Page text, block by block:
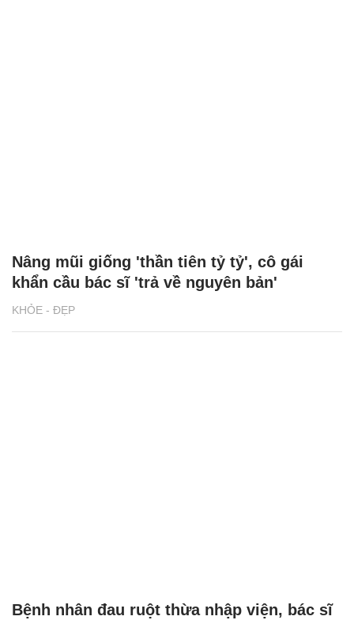
KHỎE - ĐẸP
Nâng mũi giống 'thần tiên tỷ tỷ', cô gái
khẩn cầu bác sĩ 'trả về nguyên bản'
Bệnh nhân đau ruột thừa nhập viện, bác sĩ